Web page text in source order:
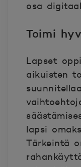
osa
Toimi
Lapset
aikuisten
lapsi
Tärkeintä